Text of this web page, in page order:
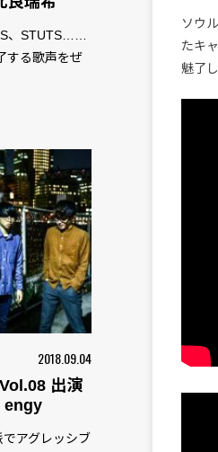
、STUTS……
する歌声をぜ
2018.09.04
出演
engy
アグレッシブ
ソウ
たキ
魅了